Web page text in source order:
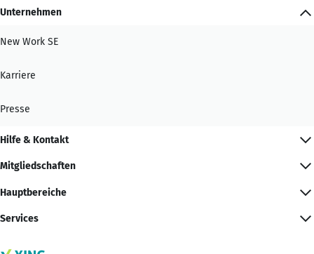
Unternehmen
New Work SE
Karriere
Presse
Hilfe & Kontakt
Mitgliedschaften
Hauptbereiche
Services